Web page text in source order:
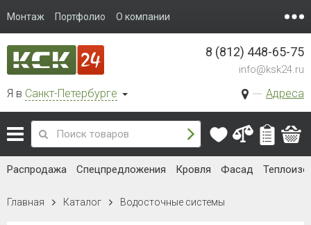
Монтаж Портфолио О компании
Я в Санкт-Петербурге Адреса
8 (812) 448-65-75
info@ksk24.ru
Распродажа Спецпредложения Кровля Фасад
Главная Каталог Водосточные системы